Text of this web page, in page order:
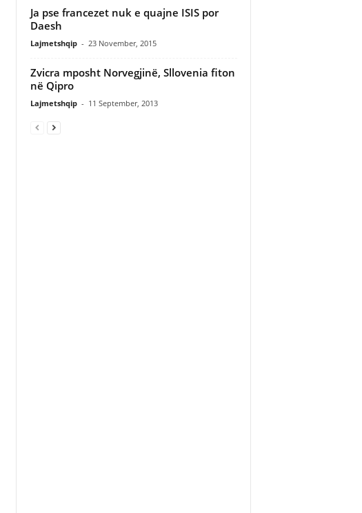
Ja pse francezet nuk e quajne ISIS por
Daesh
Lajmetshqip - 23 November, 2015
Zvicra mposht Norvegjinë, Sllovenia fiton
në Qipro
Lajmetshqip - 11 September, 2013